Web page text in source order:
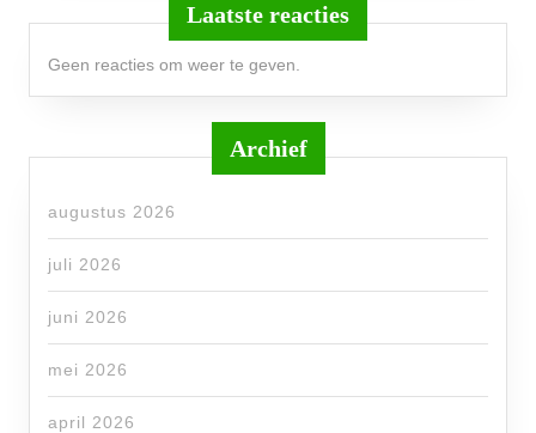
Laatste reacties
Geen reacties om weer te geven.
Archief
augustus 2026
juli 2026
juni 2026
mei 2026
april 2026